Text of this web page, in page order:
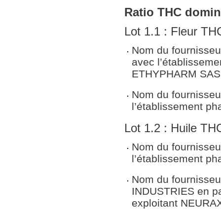
Ratio THC
Lot 1.1 : Fleur
Nom du
avec
ETHYPHARM
Nom du
l’établissement
Lot 1.2 : Huile
Nom du
l’établissement
Nom du
INDUSTRIES en
exploitant